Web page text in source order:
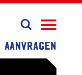
Aanvragen